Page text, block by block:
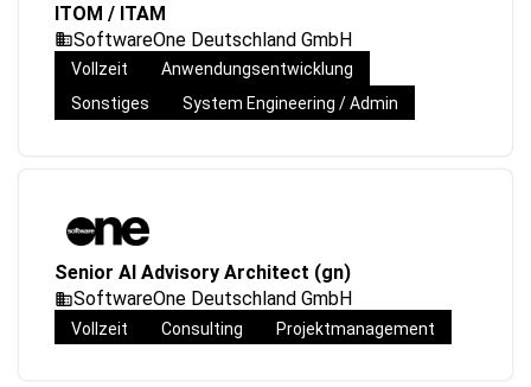
ITOM / ITAM
SoftwareOne Deutschland GmbH
Vollzeit
Anwendungsentwicklung
Sonstiges
System Engineering / Admin
Senior AI Advisory Architect (gn)
SoftwareOne Deutschland GmbH
Vollzeit Consulting Projektmanagement